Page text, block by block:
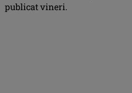
publicat vineri.